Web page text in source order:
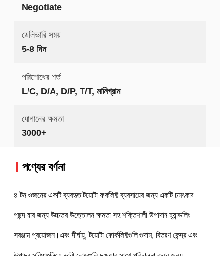
Negotiate
ডেলিভারি সময়
5-8 দিন
পরিশোধের শর্ত
L/C, D/A, D/P, T/T, মানিগ্রাম
যোগানের ক্ষমতা
3000+
পণ্যের বর্ণনা
৪ টন ওজনের একটি ব্যবহৃত টয়োটা ফর্কলিফ্ট ব্যবসায়ের জন্য একটি চমৎকার
পছন্দ যার জন্য উচ্চতর উত্তোলন ক্ষমতা সহ শক্তিশালী উপাদান হ্যান্ডলিং
সরঞ্জাম প্রয়োজন।এবং দীর্ঘায়ু, টয়োটা ফোর্কলিফ্টগুলি গুদাম, বিতরণ কেন্দ্র এবং